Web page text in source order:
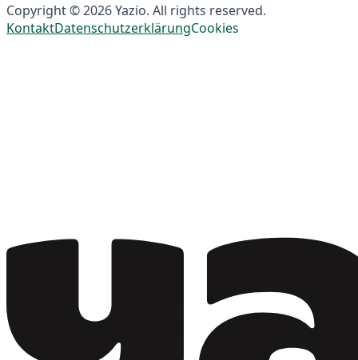
Copyright © 2026 Yazio. All rights reserved.
KontaktDatenschutzerklärungCookies